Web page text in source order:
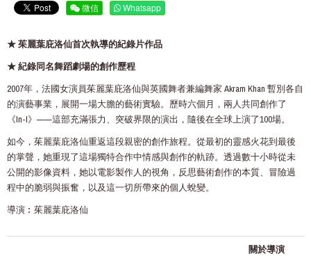
微信 Whatsapp
★ 茱麗葉庇洛仙首次執導的紀錄片作品
★ 紀錄同名舞蹈劇場的創作歷程
2007年，法國女演員茱麗葉庇洛仙與英國舞者兼編舞家 Akram Khan 暫別各自
的演藝事業，展開一場大膽的藝術實驗。歷時六個月，兩人共同創作了
《In-I》——這部充滿張力、突破界限的演出，隨後在全球上演了100場。
如今，茱麗葉庇洛仙重返這段親密的創作旅程。從最初的靈感火花到最後
的掌聲，她重現了這場獨特合作中情感與創作的軌跡。透過數十小時從未
公開的影像資料，她以電影製作人的視角，反思藝術創作的本質、冒險過
程中的脆弱與振奮，以及這一切所帶來的個人蛻變。
導演︰茱麗葉庇洛仙
關於導演